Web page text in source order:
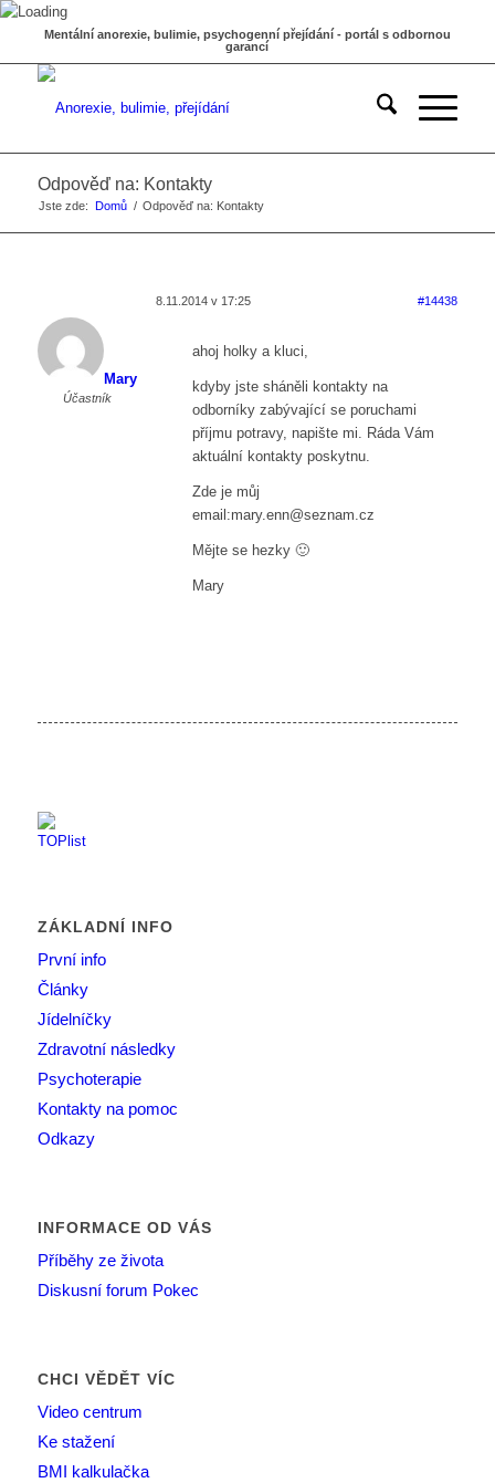
Mentální anorexie, bulimie, psychogenní přejídání - portál s odbornou
garancí
Odpověď na: Kontakty
Jste zde: Domů / Odpověď na: Kontakty
8.11.2014 v 17:25 #14438
Mary
Účastník
ahoj holky a kluci,
kdyby jste sháněli kontakty na
odborníky zabývající se poruchami
příjmu potravy, napište mi. Ráda Vám
aktuální kontakty poskytnu.
Zde je můj
email:mary.enn@seznam.cz
Mějte se hezky 🙂
Mary
ZÁKLADNÍ INFO
První info
Články
Jídelníčky
Zdravotní následky
Psychoterapie
Kontakty na pomoc
Odkazy
INFORMACE OD VÁS
Příběhy ze života
Diskusní forum Pokec
CHCI VĚDĚT VÍC
Video centrum
Ke stažení
BMI kalkulačka